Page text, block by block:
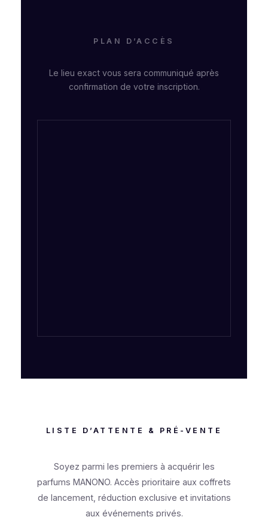
PLAN D’ACCÈS
Le lieu exact vous sera communiqué après
confirmation de votre inscription.
LISTE D’ATTENTE & PRÉ-VENTE
Soyez parmi les premiers à acquérir les
parfums MANONO. Accès prioritaire aux coffrets
de lancement, réduction exclusive et invitations
aux événements privés.